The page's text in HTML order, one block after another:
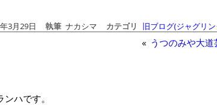
3月29日 執筆 ナカシマ カテゴリ 旧ブログ(ジャグリ
« うつのみや大
ハです。